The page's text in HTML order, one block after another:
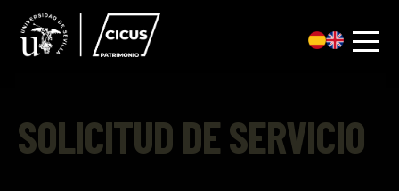
SOLICITUD DE SERVICIO